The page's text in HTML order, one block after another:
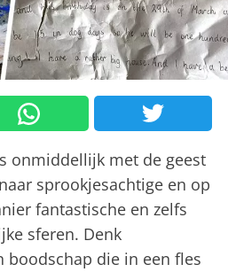
onmiddellijk met de geest
sprookjesachtige en op
fantastische en zelfs
sferen. Denk
boodschap die in een fles